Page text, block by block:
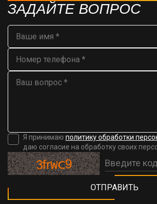
ЗАДАЙТЕ ВОПРОС
Я принимаю политику обработки
даю согласие на обработку своих